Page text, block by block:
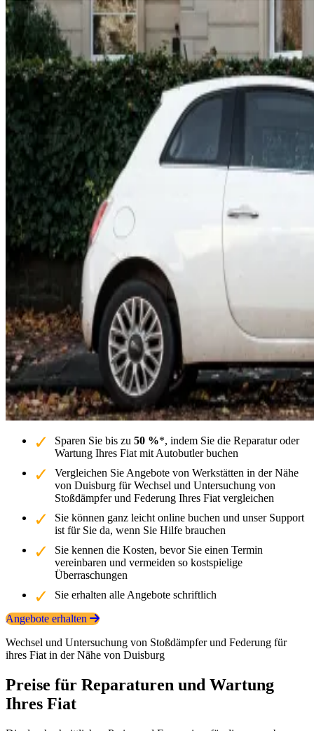
Sparen Sie bis zu 50 %*, indem Sie die Reparatur oder
Wartung Ihres Fiat mit Autobutler buchen
Vergleichen Sie Angebote von Werkstätten in der Nähe
von Duisburg für Wechsel und Untersuchung von
Stoßdämpfer und Federung Ihres Fiat vergleichen
Sie können ganz leicht online buchen und unser Support
ist für Sie da, wenn Sie Hilfe brauchen
Sie kennen die Kosten, bevor Sie einen Termin
vereinbaren und vermeiden so kostspielige
Überraschungen
Sie erhalten alle Angebote schriftlich
Angebote erhalten
Wechsel und Untersuchung von Stoßdämpfer und Federung für
ihres Fiat in der Nähe von Duisburg
Preise für Reparaturen und Wartung
Ihres Fiat